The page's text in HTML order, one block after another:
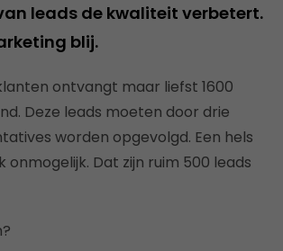
leads de kwaliteit verbetert.
blij.
ontvangt maar liefst 1600
Deze leads moeten door drie
worden opgevolgd. Een hels
onmogelijk. Dat zijn ruim 500 leads